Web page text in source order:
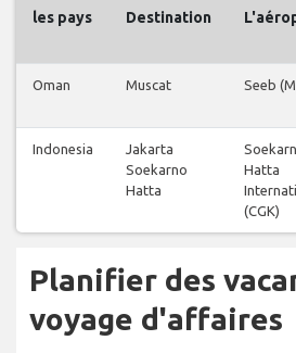
les pays Destination
Oman Muscat Seeb
Indonesia
Jakarta
Soekarno
Hatta
Hatta
(CGK)
Planifier des
voyage d'affaires